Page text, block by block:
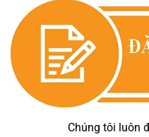
Chúng tôi luôn